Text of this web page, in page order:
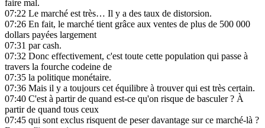
faire mal.
07:22 Le marché est très… Il y a des taux de distorsion.
07:26 En fait, le marché tient grâce aux ventes de plus de 500 000
dollars payées largement
07:31 par cash.
07:32 Donc effectivement, c'est toute cette population qui passe à
travers la fourche codeine de
07:35 la politique monétaire.
07:36 Mais il y a toujours cet équilibre à trouver qui est très certain.
07:40 C'est à partir de quand est-ce qu'on risque de basculer ? À
partir de quand tous ceux
07:45 qui sont exclus risquent de peser davantage sur ce marché-là ?